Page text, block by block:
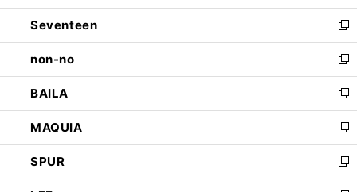
開
く
ウ
で
開
く
ン
ド
ウ
で
開
く
Seventeen
新
し
い
ウ
ィ
ン
ド
ウ
で
開
non-no
新
し
い
ウ
ィ
ン
ド
ウ
BAILA
新
し
い
ウ
ィ
ン
MAQUIA
新
し
い
ウ
SPUR
新
し